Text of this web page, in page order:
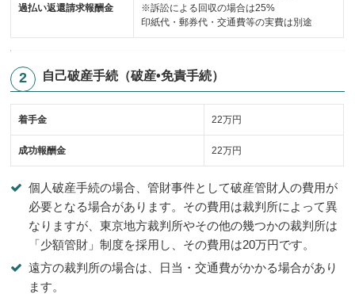
過払い返還請求報酬金
※訴訟による回収の場合は25%
印紙代・郵券代・交通費等の実費は別途
自己破産手続（破産•免責手続）
着手金 22万円
成功報酬金 22万円
個人破産手続の場合、管財事件として破産管財人の費用が
必要となる場合があります。その費用は裁判所によって異
なりますが、東京地方裁判所やその他の幾つかの裁判所は
「少額管財」制度を採用し、その費用は20万円です。
遠方の裁判所の場合は、日当・交通費がかかる場合があり
ます。